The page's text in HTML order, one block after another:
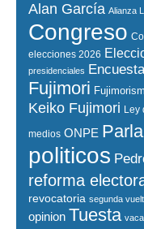
Alan García Alianza
Congreso
elecciones 2026
presidenciales
Encuesta
Fujimori
Keiko Fujimori Ley
medios ONPE
politicos
reforma
revocatoria segunda
opinion Tuesta